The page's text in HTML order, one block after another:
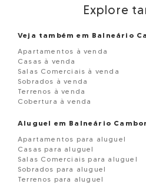
Explore
Veja também em Balneário
Apartamentos à venda
Casas à venda
Salas Comerciais à venda
Sobrados à venda
Terrenos à venda
Cobertura à venda
Aluguel em Balneário
Apartamentos para aluguel
Casas para aluguel
Salas Comerciais para aluguel
Sobrados para aluguel
Terrenos para aluguel